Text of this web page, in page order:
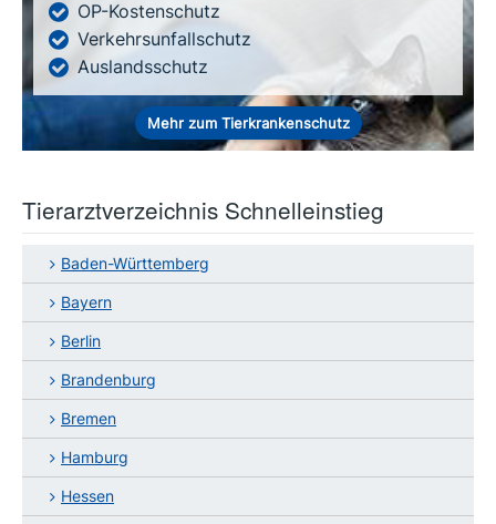
OP-Kostenschutz
Verkehrsunfallschutz
Auslandsschutz
Mehr zum Tierkrankenschutz
Tierarztverzeichnis Schnelleinstieg
Baden-Württemberg
Bayern
Berlin
Brandenburg
Bremen
Hamburg
Hessen